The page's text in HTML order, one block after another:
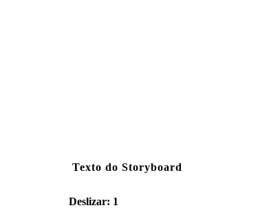
Texto do Storyboard
Deslizar: 1